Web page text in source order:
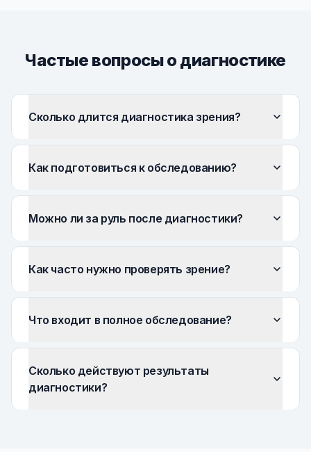
Частые вопросы о диагностике
Сколько длится диагностика зрения?
Как подготовиться к обследованию?
Можно ли за руль после диагностики?
Как часто нужно проверять зрение?
Что входит в полное обследование?
Сколько действуют результаты
диагностики?